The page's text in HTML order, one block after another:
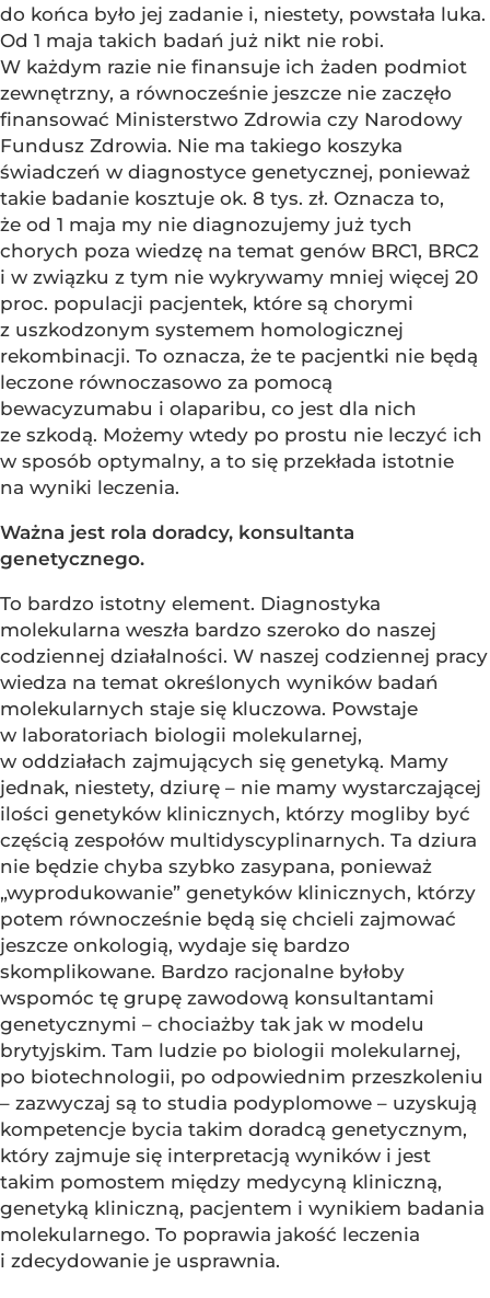
do końca było jej zadanie i, niestety, powstała luka.
Od 1 maja takich badań już nikt nie robi.
W każdym razie nie finansuje ich żaden podmiot
zewnętrzny, a równocześnie jeszcze nie zaczęło
finansować Ministerstwo Zdrowia czy Narodowy
Fundusz Zdrowia. Nie ma takiego koszyka
świadczeń w diagnostyce genetycznej, ponieważ
takie badanie kosztuje ok. 8 tys. zł. Oznacza to,
że od 1 maja my nie diagnozujemy już tych
chorych poza wiedzę na temat genów BRC1, BRC2
i w związku z tym nie wykrywamy mniej więcej 20
proc. populacji pacjentek, które są chorymi
z uszkodzonym systemem homologicznej
rekombinacji. To oznacza, że te pacjentki nie będą
leczone równoczasowo za pomocą
bewacyzumabu i olaparibu, co jest dla nich
ze szkodą. Możemy wtedy po prostu nie leczyć ich
w sposób optymalny, a to się przekłada istotnie
na wyniki leczenia.
Ważna jest rola doradcy, konsultanta
genetycznego.
To bardzo istotny element. Diagnostyka
molekularna weszła bardzo szeroko do naszej
codziennej działalności. W naszej codziennej pracy
wiedza na temat określonych wyników badań
molekularnych staje się kluczowa. Powstaje
w laboratoriach biologii molekularnej,
w oddziałach zajmujących się genetyką. Mamy
jednak, niestety, dziurę – nie mamy wystarczającej
ilości genetyków klinicznych, którzy mogliby być
częścią zespołów multidyscyplinarnych. Ta dziura
nie będzie chyba szybko zasypana, ponieważ
„wyprodukowanie” genetyków klinicznych, którzy
potem równocześnie będą się chcieli zajmować
jeszcze onkologią, wydaje się bardzo
skomplikowane. Bardzo racjonalne byłoby
wspomóc tę grupę zawodową konsultantami
genetycznymi – chociażby tak jak w modelu
brytyjskim. Tam ludzie po biologii molekularnej,
po biotechnologii, po odpowiednim przeszkoleniu
– zazwyczaj są to studia podyplomowe – uzyskują
kompetencje bycia takim doradcą genetycznym,
który zajmuje się interpretacją wyników i jest
takim pomostem między medycyną kliniczną,
genetyką kliniczną, pacjentem i wynikiem badania
molekularnego. To poprawia jakość leczenia
i zdecydowanie je usprawnia.